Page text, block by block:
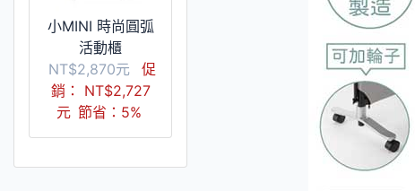
小MINI 時尚圓弧
活動櫃
NT$2,870元
促
銷： NT$2,727
元 節省：5%